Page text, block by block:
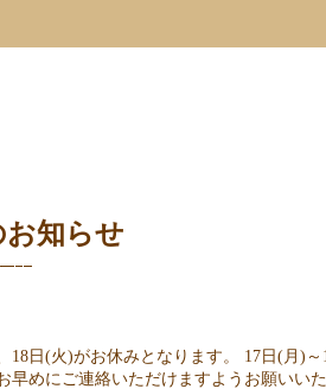
お知らせ
日(火)がお休みとなります。 17日(月)～
早めにご連絡いただけますようお願いい